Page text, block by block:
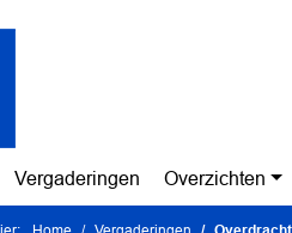
Vergaderingen Overzichten